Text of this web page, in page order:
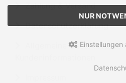
Zahlung & Versand
Datenschutzerklärung
Allgemeine
NUR
Einstellungen